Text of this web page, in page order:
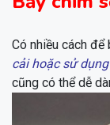
Có nhiều cách
cải hoặc sử
cũng có thể dễ